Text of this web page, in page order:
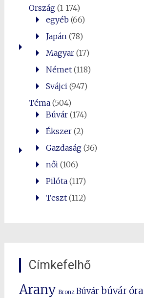
Ország(1 174)
egyéb(66)
Japán (78)
Magyar(17)
Német(118)
Svájci (947)
Téma(504)
Búvár(174)
Ékszer(2)
Gazdaság(36)
női (106)
Pilóta(117)
Teszt(112)
Címkefelhő
Arany Bronz Búvár búvár óra